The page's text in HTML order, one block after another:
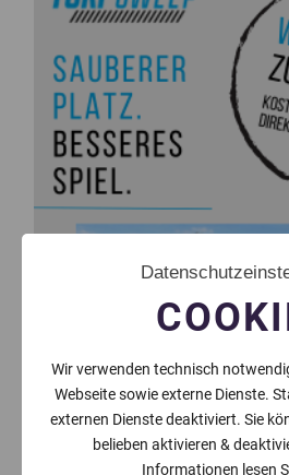
Wir verwenden technisch
Webseite sowie externe Dienste.
externen Dienste deaktiviert. Sie
belieben aktivieren &
Informationen lesen